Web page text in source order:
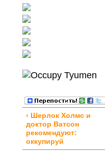
‹ Шерлок Холмс и
доктор Ватсон
рекомендуют:
оккупируй